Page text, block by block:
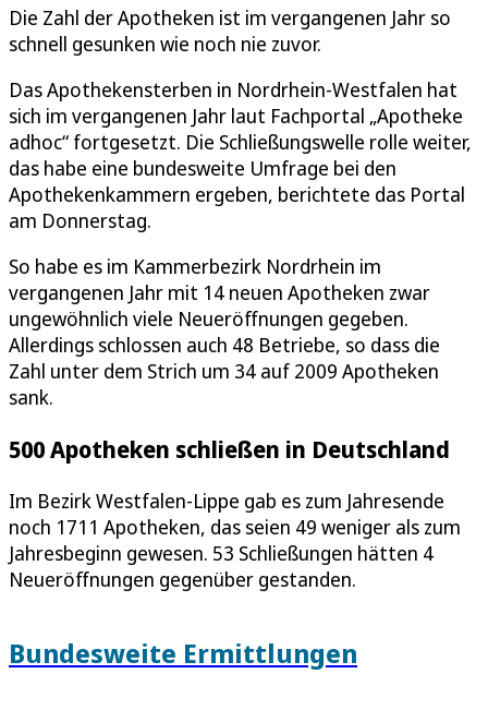
Die Zahl der Apotheken ist im vergangenen Jahr so
schnell gesunken wie noch nie zuvor.
Das Apothekensterben in Nordrhein-Westfalen hat
sich im vergangenen Jahr laut Fachportal „Apotheke
adhoc“ fortgesetzt. Die Schließungswelle rolle weiter,
das habe eine bundesweite Umfrage bei den
Apothekenkammern ergeben, berichtete das Portal
am Donnerstag.
So habe es im Kammerbezirk Nordrhein im
vergangenen Jahr mit 14 neuen Apotheken zwar
ungewöhnlich viele Neueröffnungen gegeben.
Allerdings schlossen auch 48 Betriebe, so dass die
Zahl unter dem Strich um 34 auf 2009 Apotheken
sank.
500 Apotheken schließen in Deutschland
Im Bezirk Westfalen-Lippe gab es zum Jahresende
noch 1711 Apotheken, das seien 49 weniger als zum
Jahresbeginn gewesen. 53 Schließungen hätten 4
Neueröffnungen gegenüber gestanden.
Bundesweite Ermittlungen